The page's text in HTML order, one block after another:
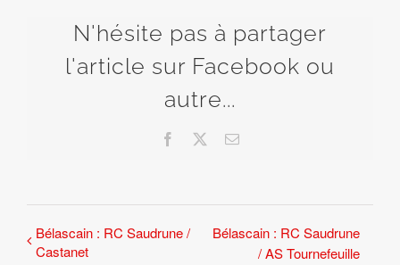
N'hésite pas à partager
l'article sur Facebook ou
autre...
Facebook Email
Bélascain : RC Saudrune /
Castanet
Bélascain : RC Saudrune
/ AS Tournefeuille